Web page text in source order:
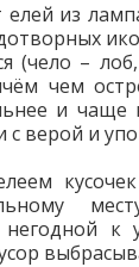
из
(чело –
чем
и чаще
с верой и
негодной к